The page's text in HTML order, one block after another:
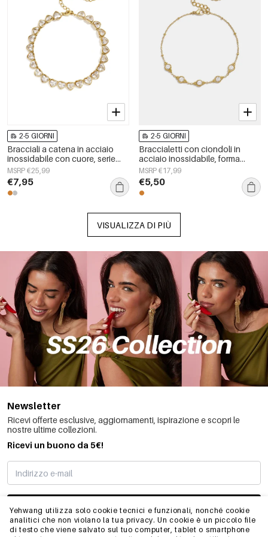
Yehwang utilizza solo cookie tecnici e funzionali, nonché cookie
analitici che non violano la tua privacy. Un cookie è un piccolo file
di testo che viene salvato sul tuo computer, tablet o smartphone
2-5 GIORNI
Bracciali a catena in acciaio
inossidabile con cuore, serie
Simple Daily Simple, gioielli da
donna
MSRP €25,99
€7,95
2-5 GIORNI
Braccialetti con ciondoli in
acciaio inossidabile, forma
geometrica, semplici, per tutti i
giorni, serie Simple, gioielli da
donna
MSRP €17,99
€5,50
VISUALIZZA DI PIÙ
Newsletter
Ricevi offerte esclusive, aggiornamenti, ispirazione e scopri le
nostre ultime collezioni.
Ricevi un buono da 5€!
MI STO REGISTRANDO